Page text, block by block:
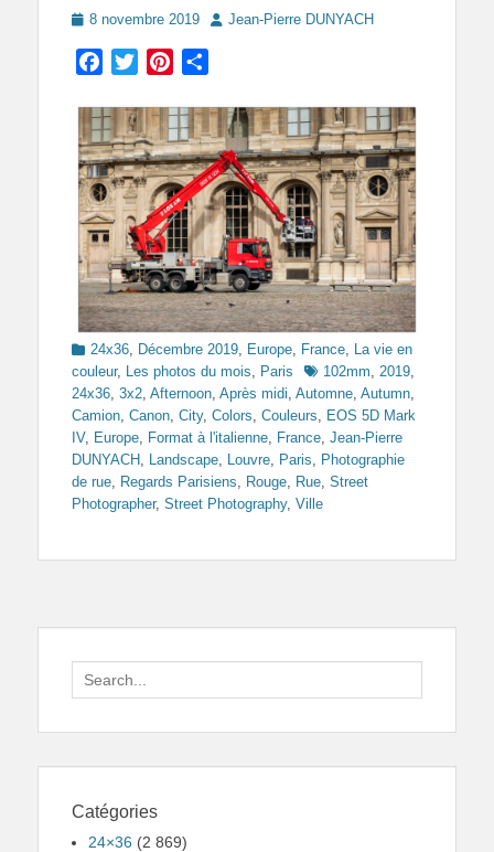
Posted
8 novembre 2019 Author
Jean-Pierre DUNYACH
Facebook
TwitterPinterest
Categories
24x36 Décembre 2019 Europe France
La vie en
couleur, Les photos du mois Paris Tags102mm 2019
24x36 3x2 Afternoon Après midi Automne Autumn
Camion Canon City, Colors Couleurs
EOS 5D Mark
IV, Europe Format à l'italienne France Jean-Pierre
DUNYACH
Landscape Louvre Paris
Photographie
de rue
Regards Parisiens Rouge Rue Street
Photographer, Street Photography, Ville
Search
for:
Catégories
24×36 (2 869)